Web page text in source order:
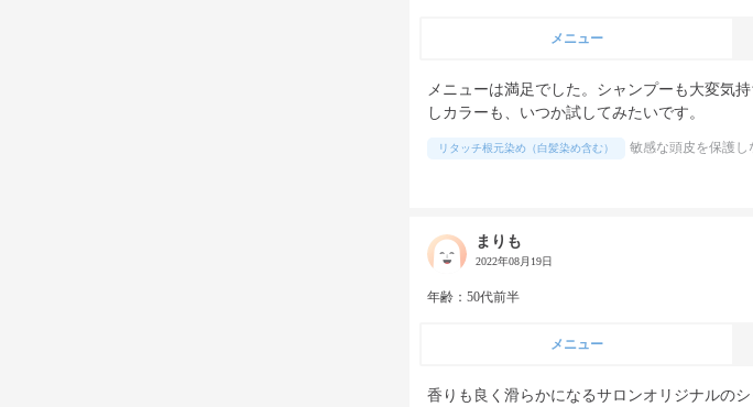
メニュー
メニューは満足でした。シャンプーも大変気
しカラーも、いつか試してみたいです。
リタッチ根元染め（白髪染め含む） 敏感な頭皮を保護
まりも
2022年08月19日
年齢：50代前半
メニュー
香りも良く滑らかになるサロンオリジナルの